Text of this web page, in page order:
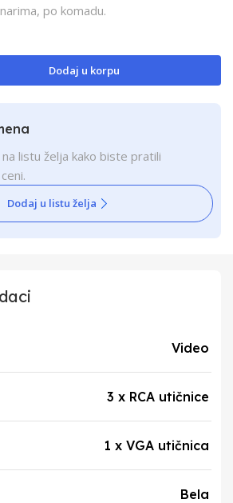
po komadu.
Dodaj u korpu
listu želja kako biste pratili
Dodaj u listu želja
Video
3 x RCA utičnice
1 x VGA utičnica
Bela